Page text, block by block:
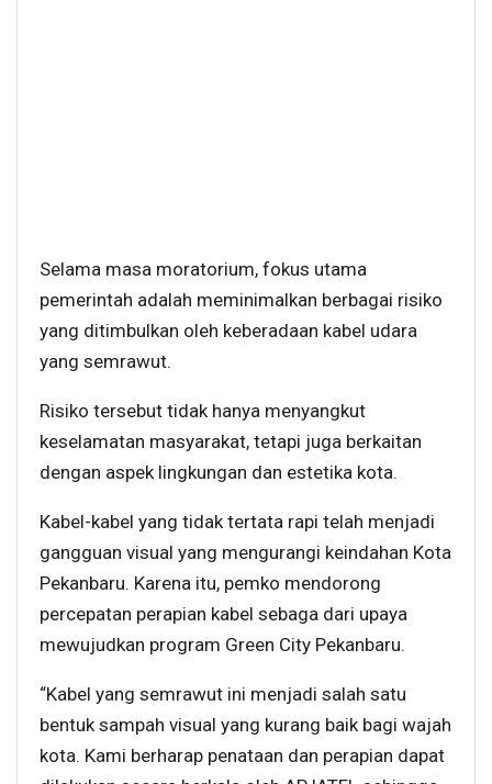
Selama masa moratorium, fokus utama
pemerintah adalah meminimalkan berbagai risiko
yang ditimbulkan oleh keberadaan kabel udara
yang semrawut.
Risiko tersebut tidak hanya menyangkut
keselamatan masyarakat, tetapi juga berkaitan
dengan aspek lingkungan dan estetika kota.
Kabel-kabel yang tidak tertata rapi telah menjadi
gangguan visual yang mengurangi keindahan Kota
Pekanbaru. Karena itu, pemko mendorong
percepatan perapian kabel sebaga dari upaya
mewujudkan program Green City Pekanbaru.
“Kabel yang semrawut ini menjadi salah satu
bentuk sampah visual yang kurang baik bagi wajah
kota. Kami berharap penataan dan perapian dapat